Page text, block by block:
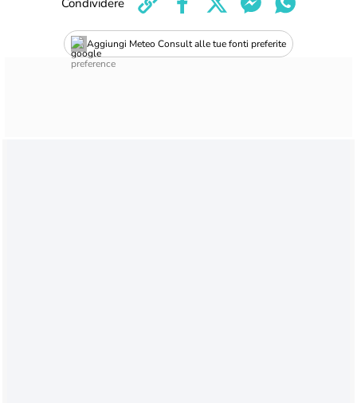
Aggiungi Meteo Consult alle tue fonti preferite
Condividere